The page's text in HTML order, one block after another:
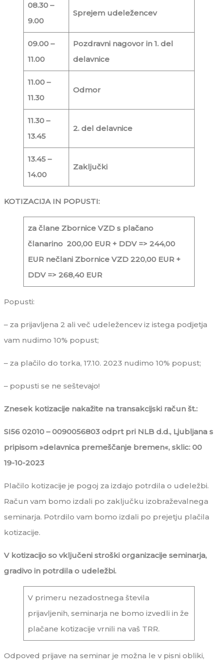
08.30 –
9.00
Sprejem udeležencev
09.00 –
11.00
Pozdravni nagovor in 1. del
delavnice
11.00 –
11.30
Odmor
11.30 –
13.45
2. del delavnice
13.45 –
14.00
Zaključki
KOTIZACIJA IN POPUSTI:
za člane Zbornice VZD s plačano
članarino 200,00 EUR + DDV => 244,00
EUR nečlani Zbornice VZD 220,00 EUR +
DDV => 268,40 EUR
Popusti:
– za prijavljena 2 ali več udeležencev iz istega podjetja
vam nudimo 10% popust;
– za plačilo do torka, 17.10. 2023 nudimo 10% popust;
– popusti se ne seštevajo!
Znesek kotizacije nakažite na transakcijski račun št.:
SI56 02010 – 0090056803 odprt pri NLB d.d., Ljubljana s
pripisom »delavnica premeščanje bremen«, sklic: 00
19-10-2023
Plačilo kotizacije je pogoj za izdajo potrdila o udeležbi.
Račun vam bomo izdali po zaključku izobraževalnega
seminarja. Potrdilo vam bomo izdali po prejetju plačila
kotizacije.
V kotizacijo so vključeni stroški organizacije seminarja,
gradivo in potrdila o udeležbi.
V primeru nezadostnega števila
prijavljenih, seminarja ne bomo izvedli in že
plačane kotizacije vrnili na vaš TRR.
Odpoved prijave na seminar je možna le v pisni obliki,